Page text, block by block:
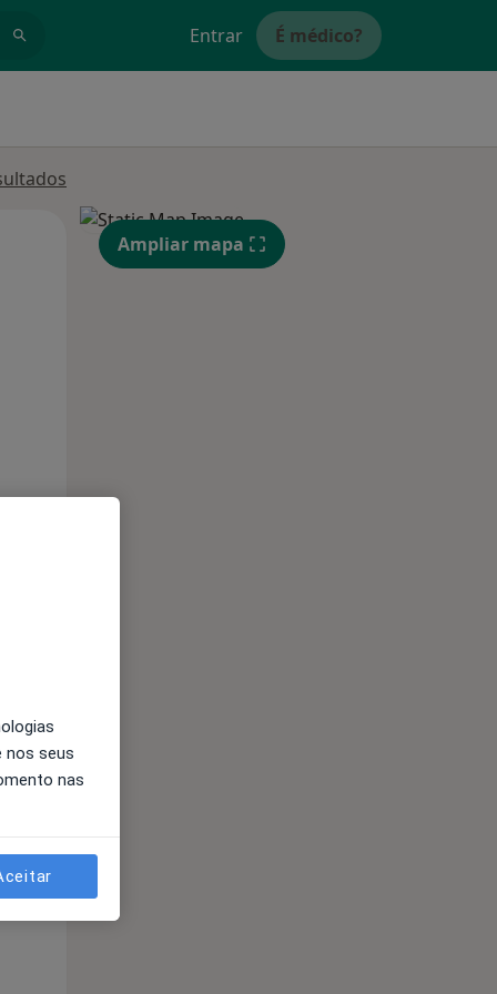
Entrar É médico?
Qui, Sex,
14 Ago
Qua
Ampliar mapa
nos seus
nas